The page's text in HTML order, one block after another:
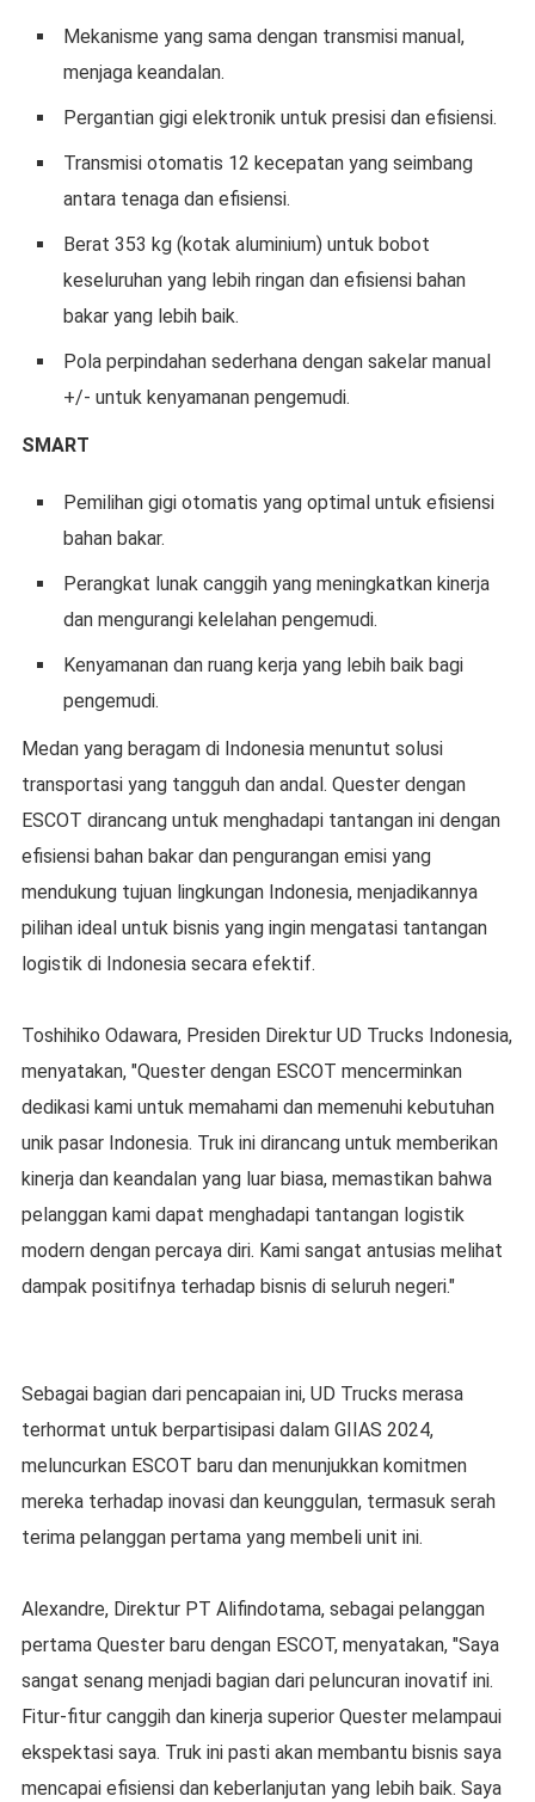
Mekanisme yang sama dengan transmisi manual,
menjaga keandalan.
Pergantian gigi elektronik untuk presisi dan efisiensi.
Transmisi otomatis 12 kecepatan yang seimbang
antara tenaga dan efisiensi.
Berat 353 kg (kotak aluminium) untuk bobot
keseluruhan yang lebih ringan dan efisiensi bahan
bakar yang lebih baik.
Pola perpindahan sederhana dengan sakelar manual
+/- untuk kenyamanan pengemudi.
SMART
Pemilihan gigi otomatis yang optimal untuk efisiensi
bahan bakar.
Perangkat lunak canggih yang meningkatkan kinerja
dan mengurangi kelelahan pengemudi.
Kenyamanan dan ruang kerja yang lebih baik bagi
pengemudi.
Medan yang beragam di Indonesia menuntut solusi
transportasi yang tangguh dan andal. Quester dengan
ESCOT dirancang untuk menghadapi tantangan ini dengan
efisiensi bahan bakar dan pengurangan emisi yang
mendukung tujuan lingkungan Indonesia, menjadikannya
pilihan ideal untuk bisnis yang ingin mengatasi tantangan
logistik di Indonesia secara efektif.
Toshihiko Odawara, Presiden Direktur UD Trucks Indonesia,
menyatakan, "Quester dengan ESCOT mencerminkan
dedikasi kami untuk memahami dan memenuhi kebutuhan
unik pasar Indonesia. Truk ini dirancang untuk memberikan
kinerja dan keandalan yang luar biasa, memastikan bahwa
pelanggan kami dapat menghadapi tantangan logistik
modern dengan percaya diri. Kami sangat antusias melihat
dampak positifnya terhadap bisnis di seluruh negeri."
Sebagai bagian dari pencapaian ini, UD Trucks merasa
terhormat untuk berpartisipasi dalam GIIAS 2024,
meluncurkan ESCOT baru dan menunjukkan komitmen
mereka terhadap inovasi dan keunggulan, termasuk serah
terima pelanggan pertama yang membeli unit ini.
Alexandre, Direktur PT Alifindotama, sebagai pelanggan
pertama Quester baru dengan ESCOT, menyatakan, "Saya
sangat senang menjadi bagian dari peluncuran inovatif ini.
Fitur-fitur canggih dan kinerja superior Quester melampaui
ekspektasi saya. Truk ini pasti akan membantu bisnis saya
mencapai efisiensi dan keberlanjutan yang lebih baik. Saya